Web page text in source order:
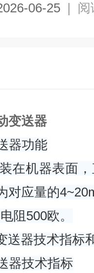
06-25 | 阅
变送器
器功能
在机器表面
对应量的
阻500欧。
器技术指标
器技术指标